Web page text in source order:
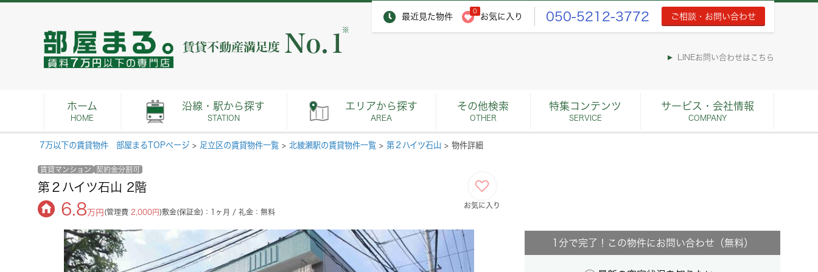
最近見た物件
0
お気に入り 050-5212-3772 ご相談・お問い合わせ
※
LINEお問い合わせはこちら
ホーム
HOME
沿線・駅から探す
STATION
エリアから探す
AREA
その他検索
OTHER
特集コンテンツ
SERVICE
サービス・会社情報
COMPANY
7万以下の賃貸物件 部屋まるTOPページ > 足立区の賃貸物件一覧 > 北綾瀬駅の賃貸物件一覧 > 第２ハイツ石山 > 物件詳細
賃貸マンション 契約金分割可
第２ハイツ石山 2階
6.8 万円 (管理費 2,000円)敷金(保証金)：1ヶ月 / 礼金：無料
お気に入り
1分で完了！この物件にお問い合わせ（無料）